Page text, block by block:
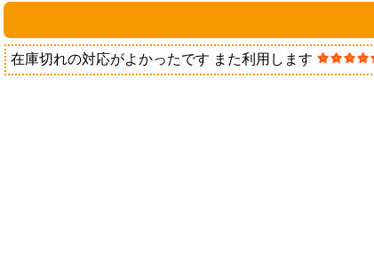
在庫切れの対応がよかったです また利用します